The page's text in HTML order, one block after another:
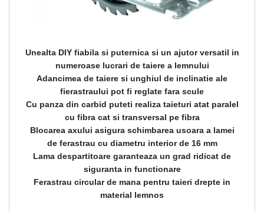
Unealta DIY fiabila si puternica si un ajutor versatil in
numeroase lucrari de taiere a lemnului
Adancimea de taiere si unghiul de inclinatie ale
fierastraului pot fi reglate fara scule
Cu panza din carbid puteti realiza taieturi atat paralel
cu fibra cat si transversal pe fibra
Blocarea axului asigura schimbarea usoara a lamei
de ferastrau cu diametru interior de 16 mm
Lama despartitoare garanteaza un grad ridicat de
siguranta in functionare
Ferastrau circular de mana pentru taieri drepte in
material lemnos